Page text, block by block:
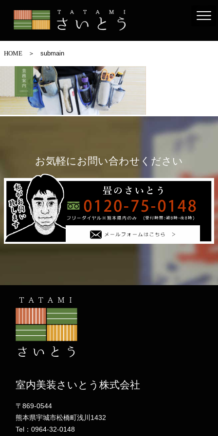
HOME ＞ submain
お気軽にお問い合わせください
室内美装さいとう株式会社
〒869-0544
熊本県宇城市松橋町浅川1432
Tel：0964-32-0148